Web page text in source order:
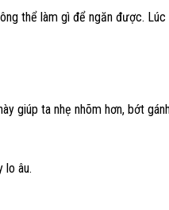
thể làm gì để ngăn được.
giúp ta nhẹ nhõm hơn, bớt
lo âu.